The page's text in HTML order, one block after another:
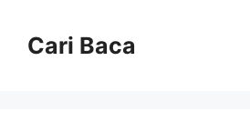
Cari Baca